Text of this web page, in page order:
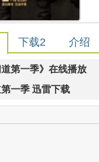
下载2 介绍
道第一季》在线播放
一季 迅雷下载